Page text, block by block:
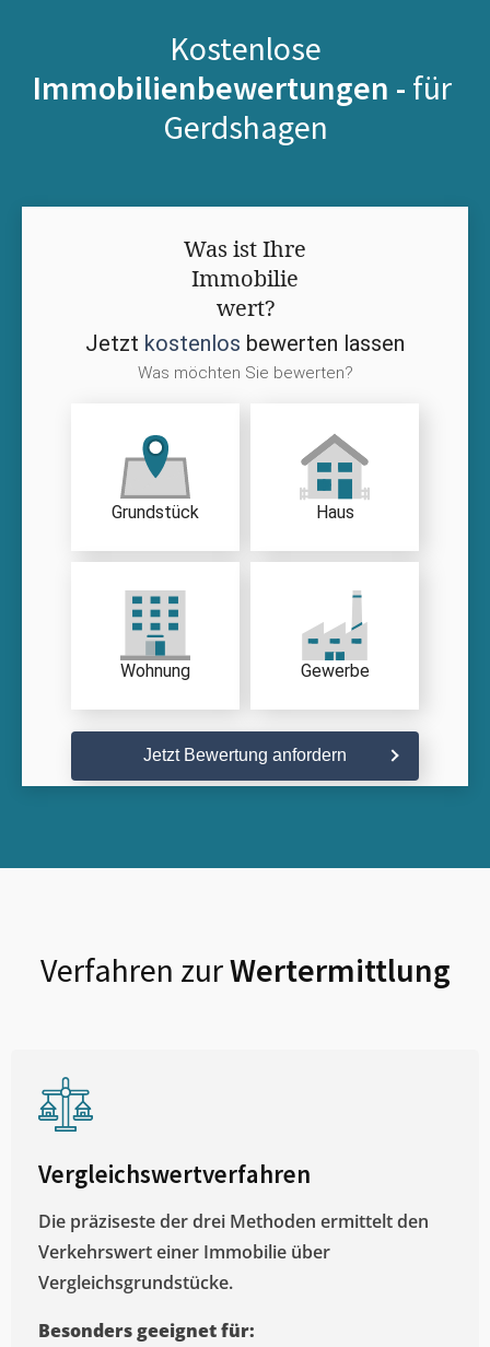
Kostenlose
Immobilienbewertungen - für
Gerdshagen
Was ist Ihre
Immobilie
wert?
Jetzt kostenlos bewerten lassen
Was möchten Sie bewerten?
Grundstück Haus
Wohnung Gewerbe
Jetzt Bewertung anfordern
Verfahren zurWertermittlung
Vergleichswertverfahren
Die präziseste der drei Methoden ermittelt den
Verkehrswert einer Immobilie über
Vergleichsgrundstücke.
Besonders geeignet für: